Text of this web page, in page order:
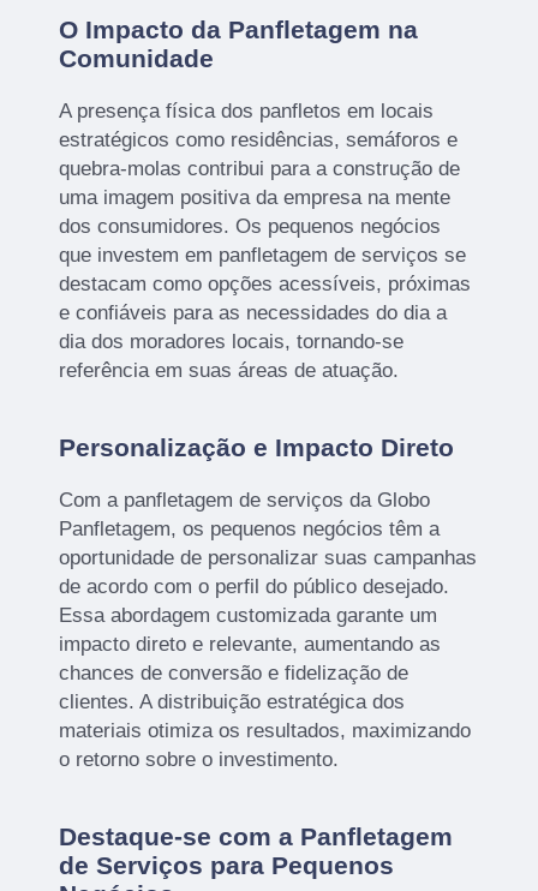
O Impacto da Panfletagem na
Comunidade
A presença física dos panfletos em locais
estratégicos como residências, semáforos e
quebra-molas contribui para a construção de
uma imagem positiva da empresa na mente
dos consumidores. Os pequenos negócios
que investem em panfletagem de serviços se
destacam como opções acessíveis, próximas
e confiáveis para as necessidades do dia a
dia dos moradores locais, tornando-se
referência em suas áreas de atuação.
Personalização e Impacto Direto
Com a panfletagem de serviços da Globo
Panfletagem, os pequenos negócios têm a
oportunidade de personalizar suas campanhas
de acordo com o perfil do público desejado.
Essa abordagem customizada garante um
impacto direto e relevante, aumentando as
chances de conversão e fidelização de
clientes. A distribuição estratégica dos
materiais otimiza os resultados, maximizando
o retorno sobre o investimento.
Destaque-se com a Panfletagem
de Serviços para Pequenos